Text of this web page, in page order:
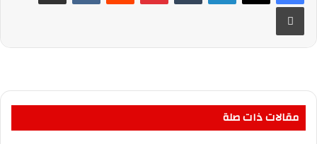
طباعة
مقالات ذات صلة